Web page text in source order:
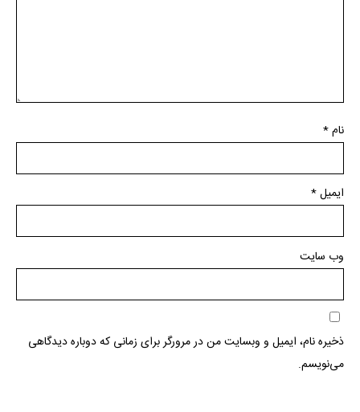
نام*
ایمیل*
وب‌ سایت
ذخیره نام، ایمیل و وبسایت من در مرورگر برای زمانی که دوباره دیدگاهی
می‌نویسم.